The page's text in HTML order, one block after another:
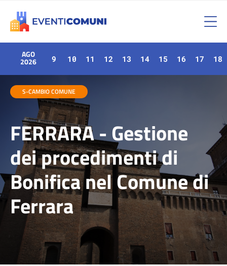
AGO
2026 9 10 11 12 13 14 15 16 17 18
S-CAMBIO COMUNE
FERRARA - Gestione
dei procedimenti di
Bonifica nel Comune di
Ferrara